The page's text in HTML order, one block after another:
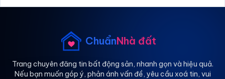
ChuẩnNhà đất
Trang chuyên đăng tin bất động sản, nhanh gọn và hiệu quả.
Nếu bạn muốn góp ý, phản ánh vấn đề, yêu cầu xoá tin, vui